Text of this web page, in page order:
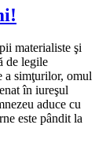
materialiste şi
de legile
a simţurilor, omul
în iureşul
aduce cu
este pândit la